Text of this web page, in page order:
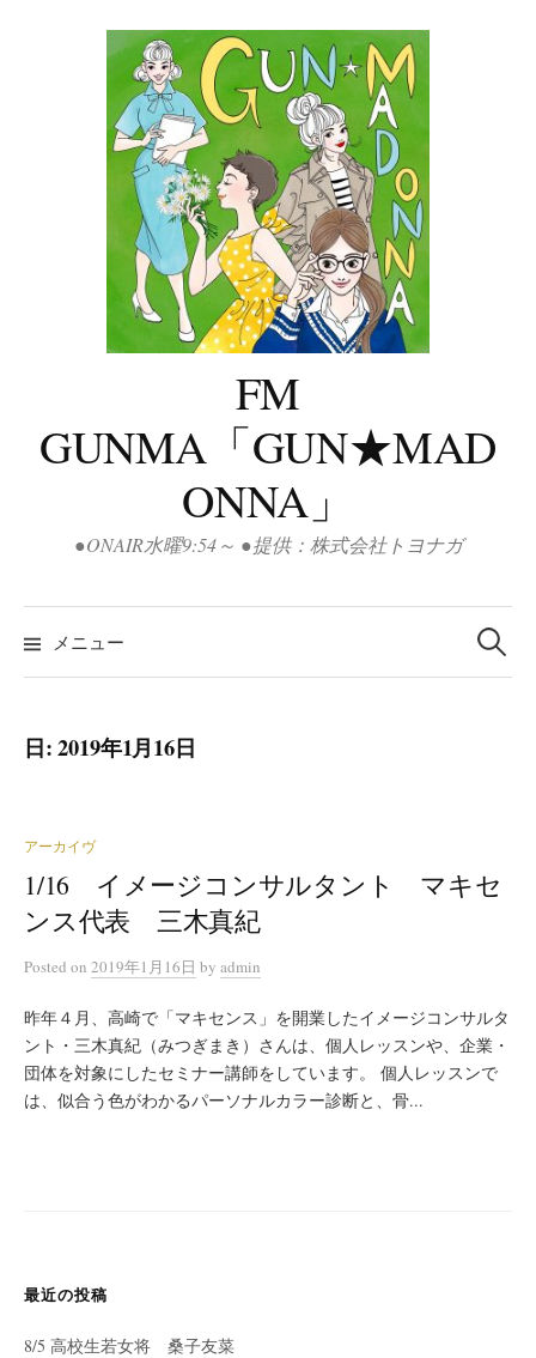
FM
GUNMA「GUN★MAD
ONNA」
●ONAIR水曜9:54～ ●提供：株式会社トヨナガ
メニュー
検
索:
日:2019年1月16日
アーカイヴ
1/16 イメージコンサルタント マキセ
ンス代表 三木真紀
Posted on 2019年1月16日 by admin
昨年４月、高崎で「マキセンス」を開業したイメージコンサルタ
ント・三木真紀（みつぎまき）さんは、個人レッスンや、企業・
団体を対象にしたセミナー講師をしています。 個人レッスンで
は、似合う色がわかるパーソナルカラー診断と、骨...
最近の投稿
8/5 高校生若女将 桑子友菜